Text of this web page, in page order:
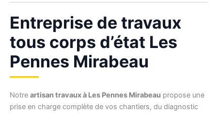
Entreprise de travaux
tous corps d’état Les
Pennes Mirabeau
Notre artisan travaux à Les Pennes Mirabeau propose une
prise en charge complète de vos chantiers, du diagnostic